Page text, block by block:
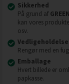
Sikkerhed
På grund af
kan vores
osv.
Rengør med en
Emballage
Hvert billede er
papkasse.